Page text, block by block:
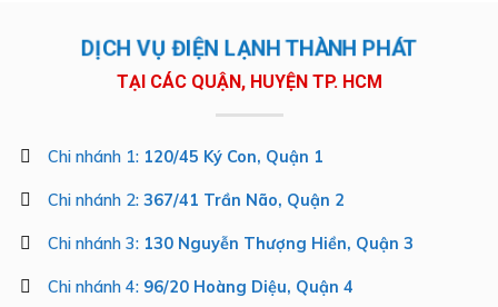
DỊCH VỤ ĐIỆN LẠNH THÀNH PHÁT
TẠI CÁC QUẬN, HUYỆN TP. HCM
Chi nhánh 1: 120/45 Ký Con, Quận 1
Chi nhánh 2: 367/41 Trần Não, Quận 2
Chi nhánh 3: 130 Nguyễn Thượng Hiền, Quận 3
Chi nhánh 4: 96/20 Hoàng Diệu, Quận 4